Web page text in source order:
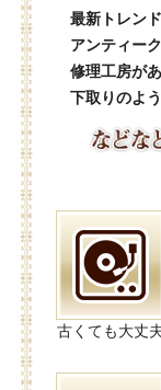
最新トレン
アンティー
修理工房が
下取りのよ
古くても大丈